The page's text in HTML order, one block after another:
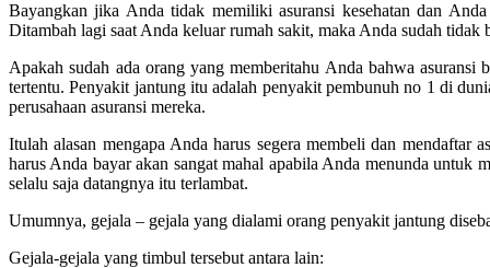
Bayangkan jika Anda tidak memiliki asuransi kesehatan dan
Ditambah lagi saat Anda keluar rumah sakit, maka Anda sudah tidak
Apakah sudah ada orang yang memberitahu Anda bahwa
tertentu. Penyakit jantung itu adalah penyakit pembunuh no 1 di
perusahaan asuransi mereka.
Itulah alasan mengapa Anda harus segera membeli dan mendaftar
harus Anda bayar akan sangat mahal apabila Anda menunda untuk
selalu saja datangnya itu terlambat.
Umumnya, gejala – gejala yang dialami orang penyakit jantung
Gejala-gejala yang timbul tersebut antara lain: